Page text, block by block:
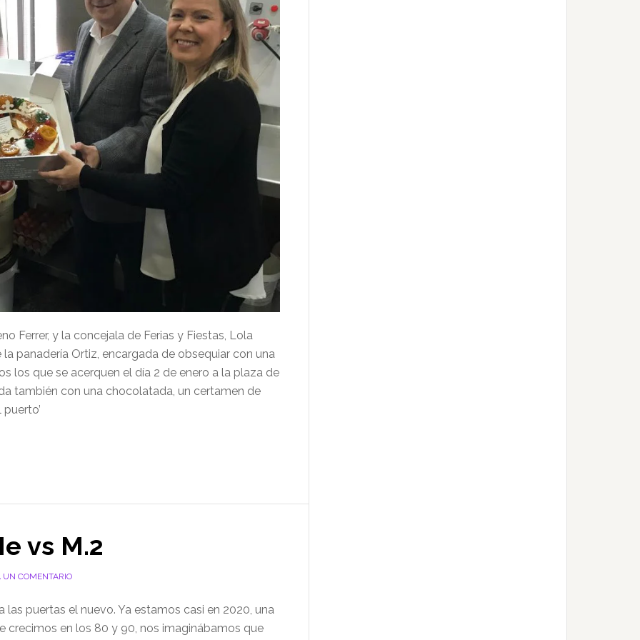
Ferrer, y la concejala de Ferias y Fiestas, Lola
panadería Ortiz, encargada de obsequiar con una
los que se acerquen el día 2 de enero a la plaza de
también con una chocolatada, un certamen de
vs M.2
UN COMENTARIO
puertas el nuevo. Ya estamos casi en 2020, una
crecimos en los 80 y 90, nos imaginábamos que